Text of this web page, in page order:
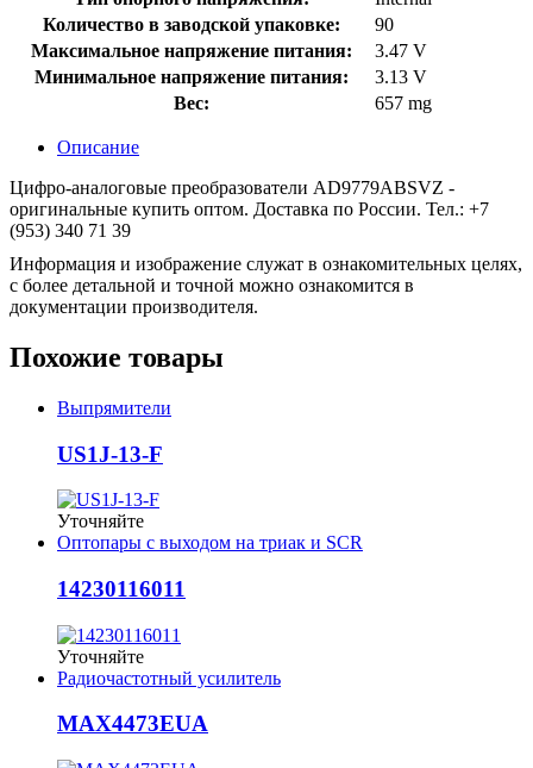
Количество в заводской упаковке:
90
Максимальное напряжение питания:
3.47 V
Минимальное напряжение питания:
3.13 V
Вес:
657 mg
Описание
Цифро-аналоговые преобразователи AD9779ABSVZ -
оригинальные купить оптом. Доставка по России. Тел.: +7
(953) 340 71 39
Информация и изображение служат в ознакомительных целях,
с более детальной и точной можно ознакомится в
документации производителя.
Похожие товары
Выпрямители
US1J-13-F
Уточняйте
Оптопары с выходом на триак и SCR
14230116011
Уточняйте
Радиочастотный усилитель
MAX4473EUA